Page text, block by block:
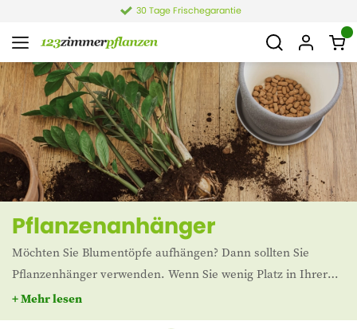
30 Tage Frischegarantie
Pflanzenanhänger
Möchten Sie Blumentöpfe aufhängen? Dann sollten Sie
Pflanzenhänger verwenden. Wenn Sie wenig Platz in Ihrer
Wohnung haben oder gerne mit Höhenunterschieden
arbeiten, sind hängende Pflanzenanhänger eine gute Idee.
+ Mehr lesen